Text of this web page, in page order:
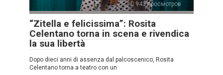
943 просмотров
“Zitella e felicissima”: Rosita
Celentano torna in scena e rivendica
la sua libertà
Dopo dieci anni di assenza dal palcoscenico, Rosita
Celentano torna a teatro con un